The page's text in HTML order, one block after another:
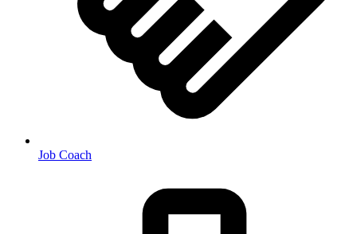
Job Coach